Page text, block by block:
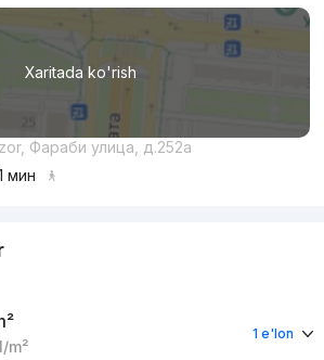
Xaritada ko'rish
Фараби улица, д.252a
мин
/m²
1 e'lon